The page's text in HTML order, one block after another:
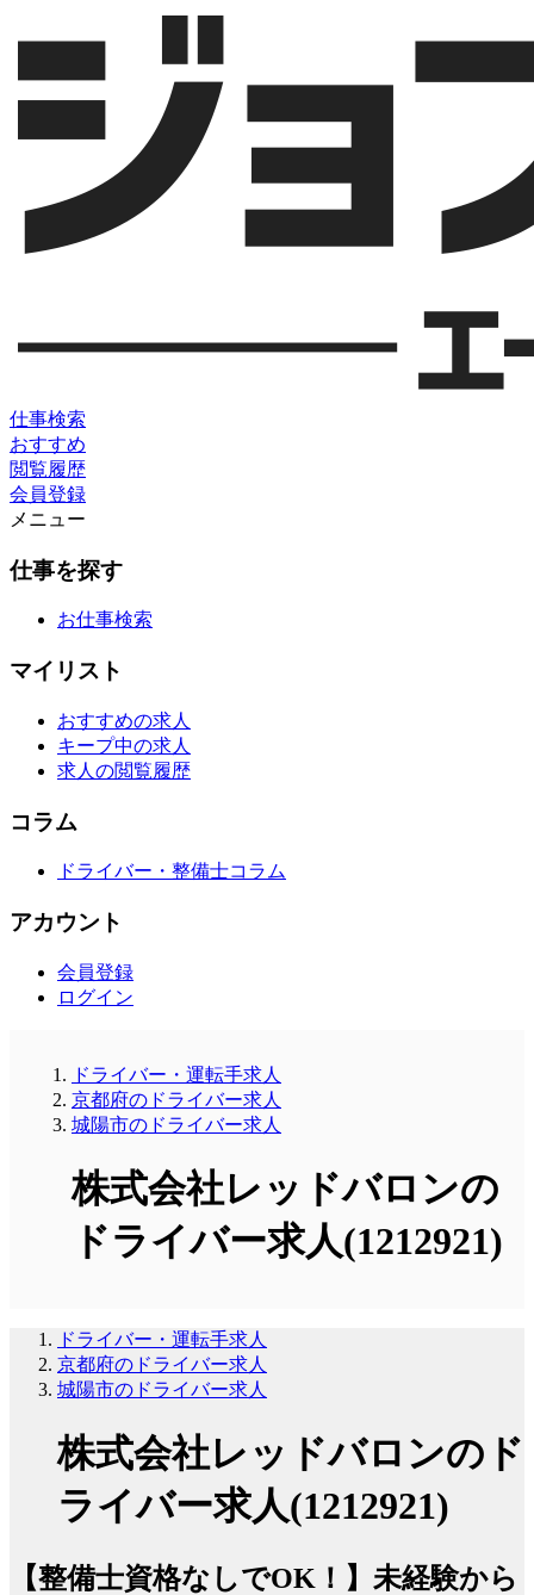
仕事検索
おすすめ
閲覧履歴
会員登録
メニュー
仕事を探す
お仕事検索
マイリスト
おすすめの求人
キープ中の求人
求人の閲覧履歴
コラム
ドライバー・整備士コラム
アカウント
会員登録
ログイン
ドライバー・運転手求人
京都府のドライバー求人
城陽市のドライバー求人
株式会社レッドバロンの
ドライバー求人(1212921)
ドライバー・運転手求人
京都府のドライバー求人
城陽市のドライバー求人
株式会社レッドバロンのド
ライバー求人(1212921)
【整備士資格なしでOK！】未経験から